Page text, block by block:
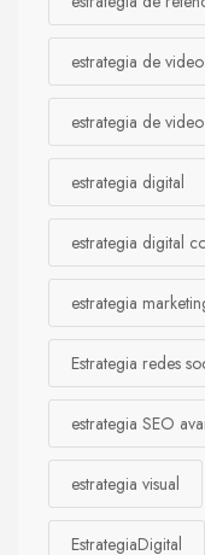
estrategia de
estrategia de
estrategia digital
estrategia digital
estrategia
Estrategia redes
estrategia SEO
estrategia visual
EstrategiaDigital